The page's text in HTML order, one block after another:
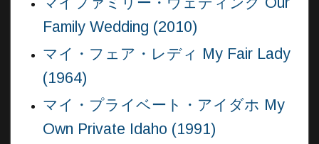
Family Wedding (2010)
マイ・フェア・レディ My Fair Lady
(1964)
マイ・プライベート・アイダホ My
Own Private Idaho (1991)